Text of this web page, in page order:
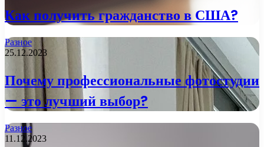
Как получить гражданство в США?
Разное
25.12.2023
Почему профессиональные фотостудии
— это лучший выбор?
Разное
11.12.2023